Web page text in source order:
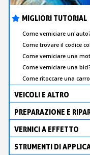
MIGLIORI TUTORIAL
Come verniciare
Come trovare il codice
Come verniciare una
Come verniciare una
Come ritoccare una
VEICOLI E ALTRO
PREPARAZIONE E
VERNICI A EFFETTO
STRUMENTI DI